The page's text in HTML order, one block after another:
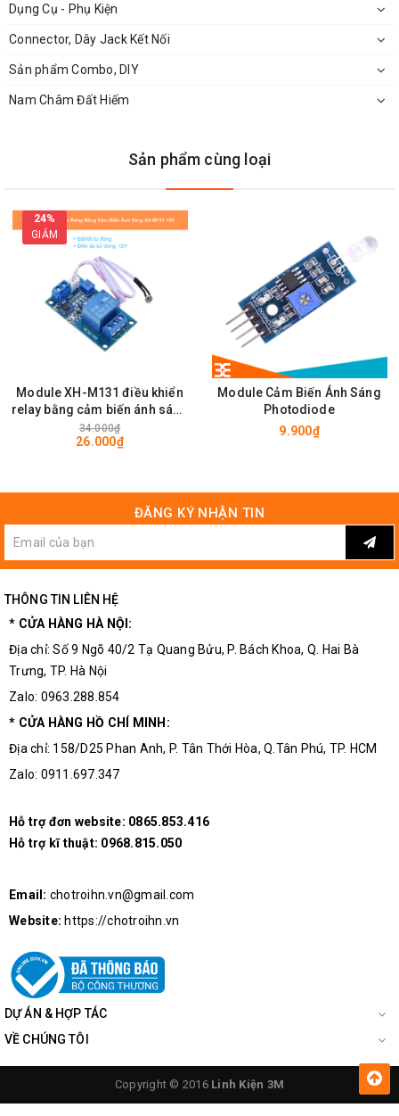
Trên Tay Quang Trở CDS 5mm
Ứng Dụng:
Sử dụng trong camera...
Cảm Biến Ánh Sáng CDS 5mm
Dụng Cụ - Phụ Kiện
Connector, Dây Jack Kết Nối
Sản phẩm Combo, DIY
Nam Châm Đất Hiếm
Sản phẩm cùng loại
24%
GIẢM
Module XH-M131 điều khiển
relay bằng cảm biến ánh sáng
12V
34.000₫
26.000₫
Module Cảm Biến Ánh Sáng
Photodiode
9.900₫
ĐĂNG KÝ NHẬN TIN
THÔNG TIN LIÊN HỆ
* CỬA HÀNG HÀ NỘI:
Địa chỉ: Số 9 Ngõ 40/2 Tạ Quang Bửu, P. Bách Khoa, Q. Hai Bà
Trưng, TP. Hà Nội
Zalo: 0963.288.854
* CỬA HÀNG HỒ CHÍ MINH:
Địa chỉ: 158/D25 Phan Anh, P. Tân Thới Hòa, Q.Tân Phú, TP. HCM
Zalo: 0911.697.347
Hỗ trợ đơn website: 0865.853.416
Hỗ trợ kĩ thuật: 0968.815.050
Email: chotroihn.vn@gmail.com
Website: https://chotroihn.vn
DỰ ÁN & HỢP TÁC
VỀ CHÚNG TÔI
Copyright © 2016 Linh Kiện 3M